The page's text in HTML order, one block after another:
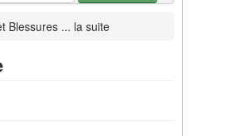
Blessures ... la suite